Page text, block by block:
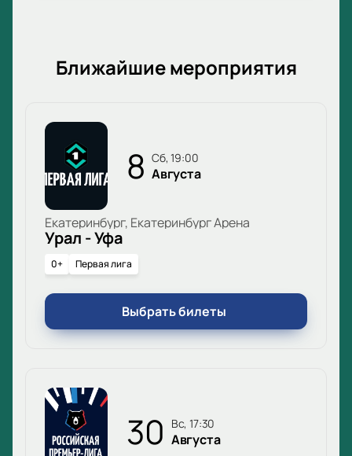
Ближайшие мероприятия
8 сб, 19:00
Августа
Екатеринбург, Екатеринбург Арена
Урал - Уфа
0+ Первая лига
Выбрать билеты
30 вс, 17:30
Августа